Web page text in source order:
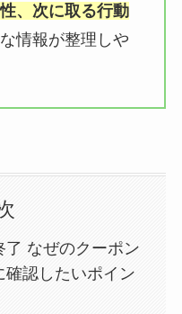
、次に取る行動
情報が整理しや
了 なぜのクーポン
認したいポイン